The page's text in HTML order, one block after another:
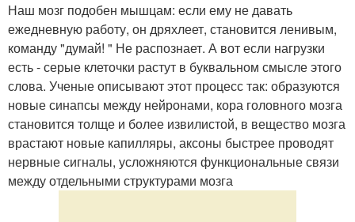
Наш мозг подобен мышцам: если ему не давать
ежедневную работу, он дряхлеет, становится ленивым,
команду "думай! " Не распознает. А вот если нагрузки
есть - серые клеточки растут в буквальном смысле этого
слова. Ученые описывают этот процесс так: образуются
новые синапсы между нейронами, кора головного мозга
становится толще и более извилистой, в вещество мозга
врастают новые капилляры, аксоны быстрее проводят
нервные сигналы, усложняются функциональные связи
между отдельными структурами мозга